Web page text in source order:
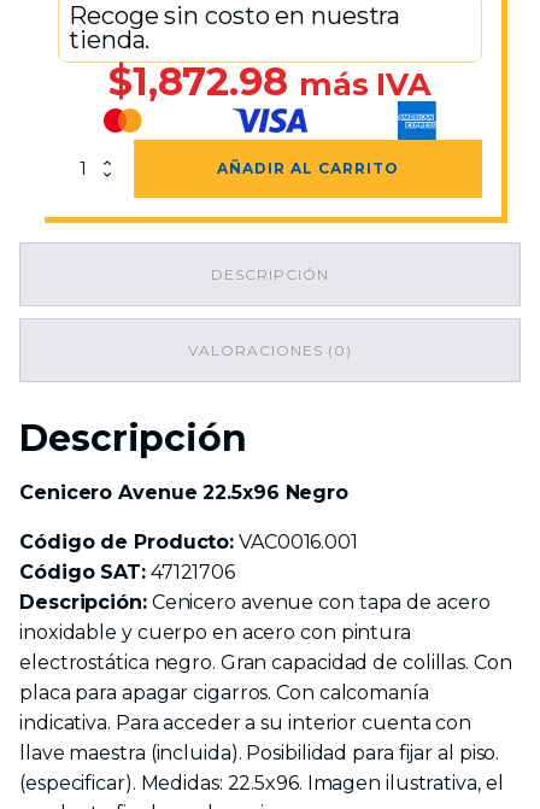
Recoge sin costo en nuestra
tienda.
$1,872.98 más IVA
Cenicero
AÑADIR AL CARRITO
DESCRIPCIÓN
VALORACIONES (0)
Descripción
Cenicero Avenue 22.5x96 Negro
Código de Producto: VAC0016.001
Código SAT:47121706
Descripción:Cenicero avenue con tapa de acero
inoxidable y cuerpo en acero con pintura
electrostática negro. Gran capacidad de colillas. Con
placa para apagar cigarros. Con calcomanía
indicativa. Para acceder a su interior cuenta con
llave maestra (incluida). Posibilidad para fijar al piso.
(especificar). Medidas: 22.5x96. Imagen ilustrativa, el